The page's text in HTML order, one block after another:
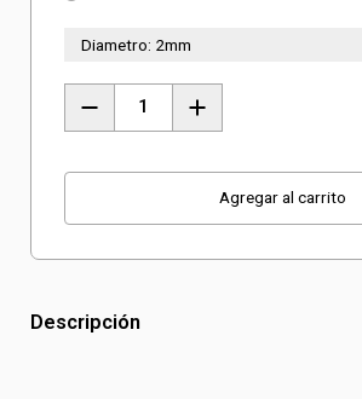
hasta
$24.700
Diametro: 2mm
para
G
Einhell
Unidades)
Agregar al carrito
Descripción